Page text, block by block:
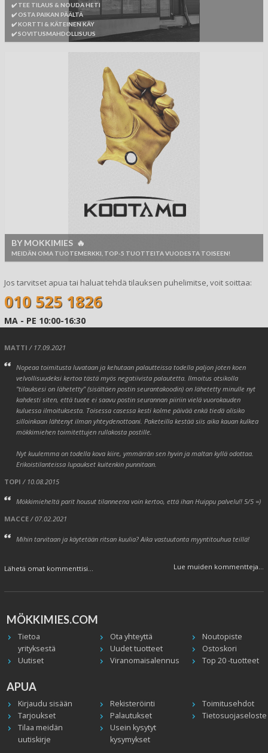
✔️ TEE TILAUS & NOUDA HETI
✔️ OSTA PAIKAN PÄÄLTÄ
✔️ KORTTI & KÄTEINEN KÄY
✔️ SOVITUSMAHDOLLISUUS
BY MOKKIMIES 🔥
MEIDÄN OMA TUOTEMERKKI, TOP-5 TUOTTEITA VUODESTA TOISEEN!
Jos tarvitset apua tai haluat tehdä tilauksen puhelimitse, voit soittaa:
010 525 1826
MA - PE 10:00-16:30
MATTI / 17.09.2021
Nopeaa toimitusta luvataan ja kehutaan palautteissa todella paljon joten koen
velvollisuudeksi kertoa tästä myös negatiivista palautetta. Ilmoitus otsikolla
"tilauksesi on lähetetty" (sisältäen postin seurantakoodin) on lähetetty minulle nyt
kahdesti siten, että tuote ei saavu postin seurannan piiriin vielä vuorokauden
kuluessa ilmoituksesta. Toisessa casessa kesti kolme päivää enkä tiedä olisiko
silloinkaan lähtenyt ilman yhteydenottoani. Paketeilla kestää siis aika kauan kulkea
mökkimiehen toimitettujen rullakosta postille.
Nyt kuulemma on todella kova kiire, ymmärrän sen hyvin ja maltan kyllä odottaa.
Erikoistilanteissa lupaukset kuitenkin punnitaan.
TOPI / 10.08.2015
Mökkimieheltä parit housut tilanneena voin kertoo, että ihan Huippu palvelu!! 5/5 =)
MACCE/ 07.02.2021
Mihin tarvitaan ja käytetään ritsan kuulia? Aika vastuutonta myyntitouhua teillä!
Lähetä omat kommenttisi... Lue muiden kommentteja...
MÖKKIMIES.COM
Tietoa
yrityksestä
Ota yhteyttä
Noutopiste
Uudet tuotteet
Ostoskori
Uutiset
Viranomaisalennus Top 20 -tuotteet
APUA
Kirjaudu sisään Rekisteröinti
Toimitusehdot
Tarjoukset
Palautukset
Tietosuojaseloste
Tilaa meidän
uutiskirje
Usein kysytyt
kysymykset